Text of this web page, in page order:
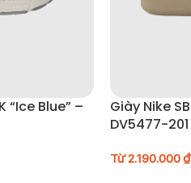
“Ice Blue” –
Giày Nike
DV5477-201
Từ2.190.000₫